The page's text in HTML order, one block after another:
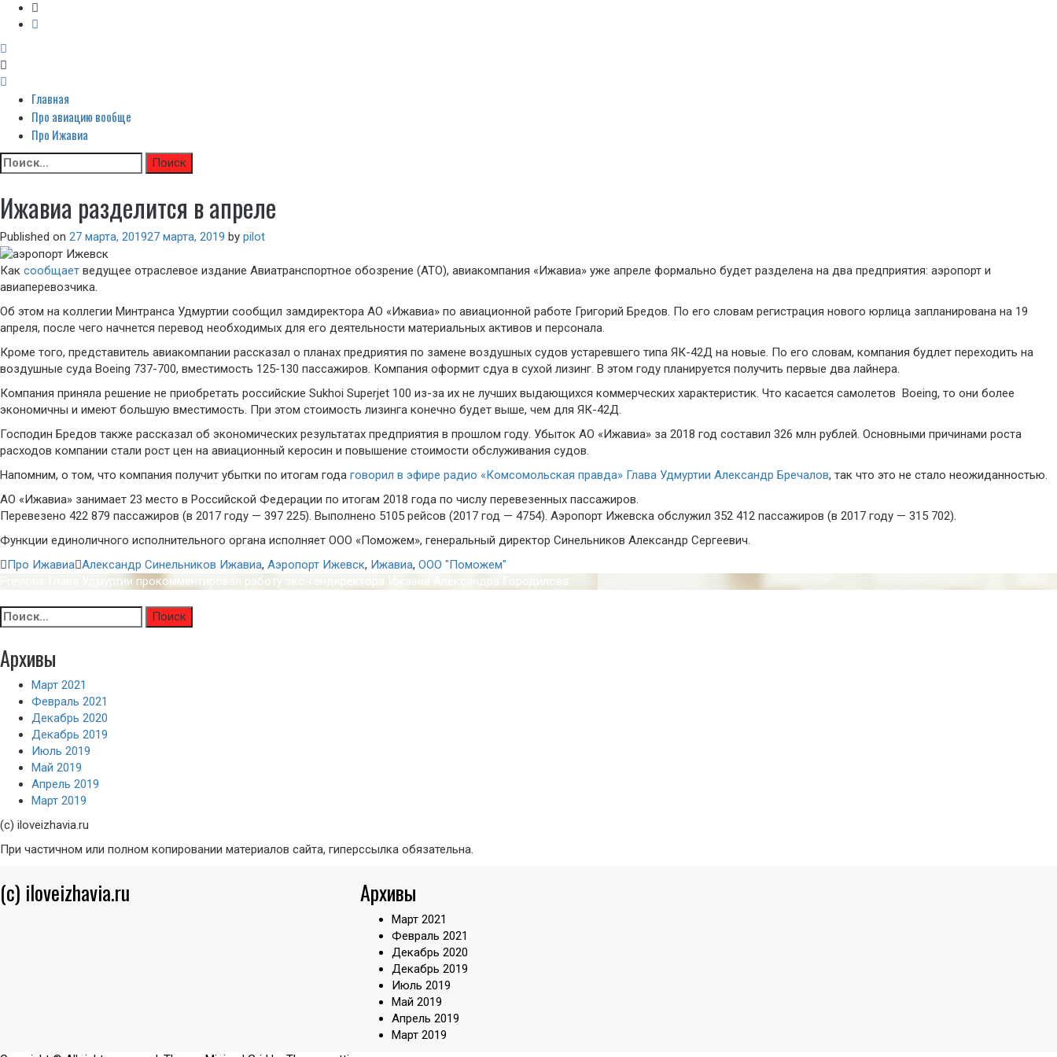
Я люблю ИжАвиа
Неофициальный сайт авиакомпании Ижавиа: Ижавиа и авиация России
Primary
Menu
Главная
Про авиацию вообще
Про Ижавиа
Skip
to
Найти:
Ижавиа разделится в апреле
Published on 27 марта, 201927 марта, 2019 by pilot
Как сообщает ведущее отраслевое издание Авиатранспортное обозрение (АТО), авиакомпания «Ижавиа» уже апреле формально будет разделена на два предприятия: аэропорт и
авиаперевозчика.
Об этом на коллегии Минтранса Удмуртии сообщил замдиректора АО «Ижавиа» по авиационной работе Григорий Бредов. По его словам регистрация нового юрлица запланирована на 19
апреля, после чего начнется перевод необходимых для его деятельности материальных активов и персонала.
Кроме того, представитель авиакомпании рассказал о планах предриятия по замене воздушных судов устаревшего типа ЯК-42Д на новые. По его словам, компания будлет переходить на
воздушные суда Boeing 737-700, вместимость 125-130 пассажиров. Компания оформит сдуа в сухой лизинг. В этом году планируется получить первые два лайнера.
Компания приняла решение не приобретать российские Sukhoi Superjet 100 из-за их не лучших выдающихся коммерческих характеристик. Что касается самолетов Boeing, то они более
экономичны и имеют большую вместимость. При этом стоимость лизинга конечно будет выше, чем для ЯК-42Д.
Господин Бредов также рассказал об экономических результатах предприятия в прошлом году. Убыток АО «Ижавиа» за 2018 год составил 326 млн рублей. Основными причинами роста
расходов компании стали рост цен на авиационный керосин и повышение стоимости обслуживания судов.
Напомним, о том, что компания получит убытки по итогам года говорил в эфире радио «Комсомольская правда» Глава Удмуртии Александр Бречалов, так что это не стало неожиданностью.
АО «Ижавиа» занимает 23 место в Российской Федерации по итогам 2018 года по числу перевезенных пассажиров.
Перевезено 422 879 пассажиров (в 2017 году — 397 225). Выполнено 5105 рейсов (2017 год — 4754). Аэропорт Ижевска обслужил 352 412 пассажиров (в 2017 году — 315 702).
Функции единоличного исполнительного органа исполняет ООО «Поможем», генеральный директор Синельников Александр Сергеевич.
Про Ижавиа Александр Синельников Ижавиа, Аэропорт Ижевск, Ижавиа, ООО "Поможем"
по
записям
Глава Удмуртии прокомментировал работу экс-гендиректора Ижавиа Александра Городилова
post:
Найти:
Архивы
Март 2021
Февраль 2021
Декабрь 2020
Декабрь 2019
Июль 2019
Май 2019
Апрель 2019
Март 2019
(с) iloveizhavia.ru
При частичном или полном копировании материалов сайта, гиперссылка обязательна.
(c) iloveizhavia.ru Архивы
Март 2021
Февраль 2021
Декабрь 2020
Декабрь 2019
Июль 2019
Май 2019
Апрель 2019
Март 2019